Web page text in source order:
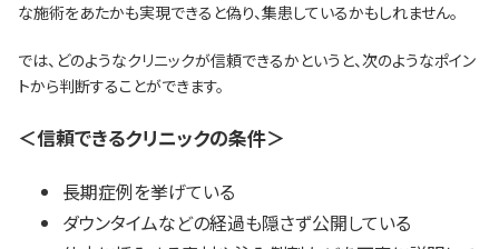
な施術をあたかも実現できると偽り、集患しているかもしれません。
では、どのようなクリニックが信頼できるかというと、次のようなポイン
トから判断することができます。
＜信頼できるクリニックの条件＞
長期症例を挙げている
ダウンタイムなどの経過も隠さず公開している